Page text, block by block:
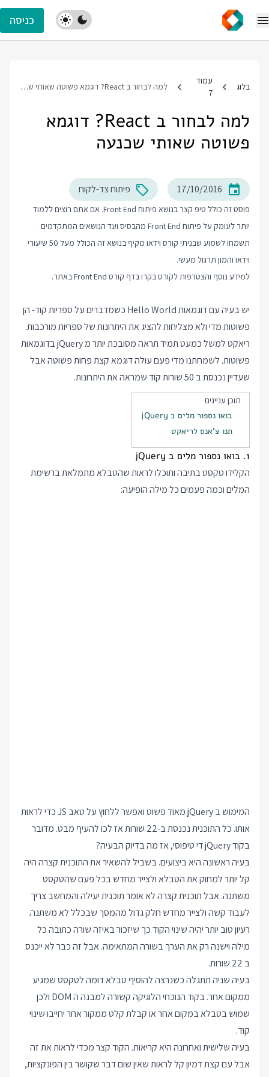
כניסה
בלוג
עמוד
7
למה לבחור ב React? דוגמא פשוטה שאותי שכנעה
למה לבחור ב React? דוגמא
פשוטה שאותי שכנעה
17/10/2016 פיתוח צד-לקוח
פוסט זה כולל טיפ קצר בנושא פיתוח Front End. אם אתם רוצים ללמוד
יותר לעומק על פיתוח Front End מהבסיס ועד הנושאים המתקדמים
תשמחו לשמוע שבניתי קורס וידאו מקיף בנושא זה הכולל מעל 50 שיעורי
וידאו והמון תרגול מעשי.
למידע נוסף והצטרפות לקורס בקרו בדף קורס Front End באתר.
יש בעיה עם דוגמאות Hello World כשמדברים על ספריות קוד- הן
פשוטות מדי ולא מצליחות להציג את היתרונות של ספריות מורכבות.
ריאקט למשל כמעט תמיד תראה מסובכת יותר מ jQuery בדוגמאות
פשוטות. לשמחתנו מדי פעם עולה דוגמא קצת פחות פשוטה אבל
שעדיין נכנסת ב 50 שורות קוד שמראה את היתרונות.
תוכן עניינים
בואו נספור מלים ב jQuery
תנו צ'אנס לריאקט
1. בואו נספור מלים ב jQuery
הקלידו טקסט בתיבה ותוכלו לראות שהטבלא מתמלאת ברשימת
המלים וכמה פעמים כל מילה הופיעה:
המימוש ב jQuery מאוד פשוט ואפשר ללחוץ על טאב JS כדי לראות
אותו. כל התוכנית נכנסת ב-22 שורות אז לכו להעיף מבט. מדובר
בקוד jQuery די טיפוסי, אז מה בדיוק הבעיה?
בעיה ראשונה היא ביצועים. בשביל להשאיר את התוכנית קצרה היה
קל יותר למחוק את הטבלא ולצייר מחדש בכל פעם שהטקסט
משתנה. אבל תוכנית קצרה לא אומר תוכנית יעילה והמחשב צריך
לעבוד קשה ולצייר מחדש חלק גדול מהמסך שבכלל לא משתנה.
רעיון טוב יותר יהיה שינוי הקוד כך שיזכור באיזה שורה כתובה כל
מילה וישנה רק את הערך בשורה המתאימה. אבל זה כבר לא ייכנס
ב 22 שורות.
בעיה שניה תתגלה כשנרצה להוסיף טבלא דומה לטקסט שמגיע
ממקום אחר. בקוד הנוכחי הלוגיקה קשורה למבנה ה DOM ולכן
שמוש בטבלא במקום אחר או קבלת קלט ממקור אחר יחייבו שינוי
קוד.
בעיה שלישית ואחרונה היא קריאות. הקוד קצר מכדי לראות את זה
אבל עם קצת דמיון קל לראות שאין שום דבר שקושר בין הפונקציות,